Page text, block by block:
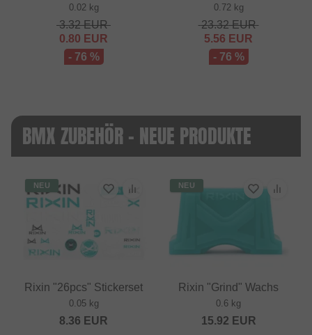
0.02 kg
3.32EUR
0.80 EUR
- 76 %
0.72 kg
23.32EUR
5.56 EUR
- 76 %
BMX ZUBEHÖR - NEUE PRODUKTE
NEU
Rixin "26pcs" Stickerset
0.05 kg
8.36 EUR
NEU
Rixin "Grind" Wachs
0.6 kg
15.92 EUR